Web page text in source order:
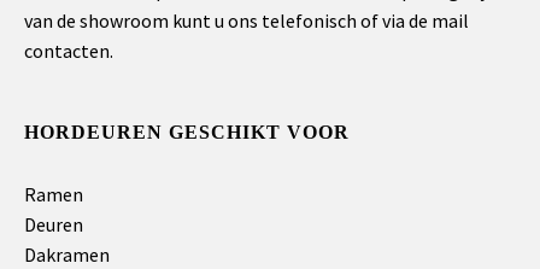
van de showroom kunt u ons telefonisch of via de mail
contacten.
HORDEUREN GESCHIKT VOOR
Ramen
Deuren
Dakramen